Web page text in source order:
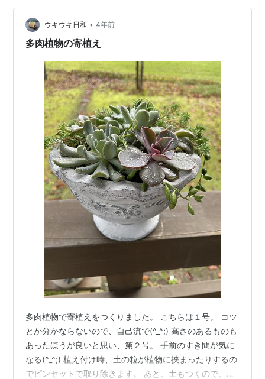
ウキウキ日和 • 4年前
多肉植物の寄植え
多肉植物で寄植えをつくりました。 こちらは１号。 コツ
とか分かならないので、自己流で(^_^;) 高さのあるものも
あったほうが良いと思い、第２号。 手前のすき間が気に
なる(^_^;) 植え付け時、土の粒が植物に挟まったりするの
でピンセットで取り除きます。 あと、土もつくので、植